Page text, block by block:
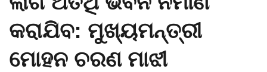
କରାଯିବ: ମୁଖ୍ୟମନ୍ତ୍ରୀ
ମୋହନ ଚରଣ ମାଝୀ